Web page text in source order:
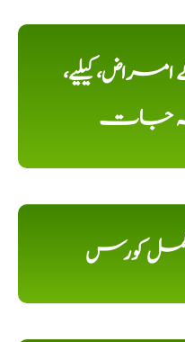
کیلیے،
جات
مکمل کورس